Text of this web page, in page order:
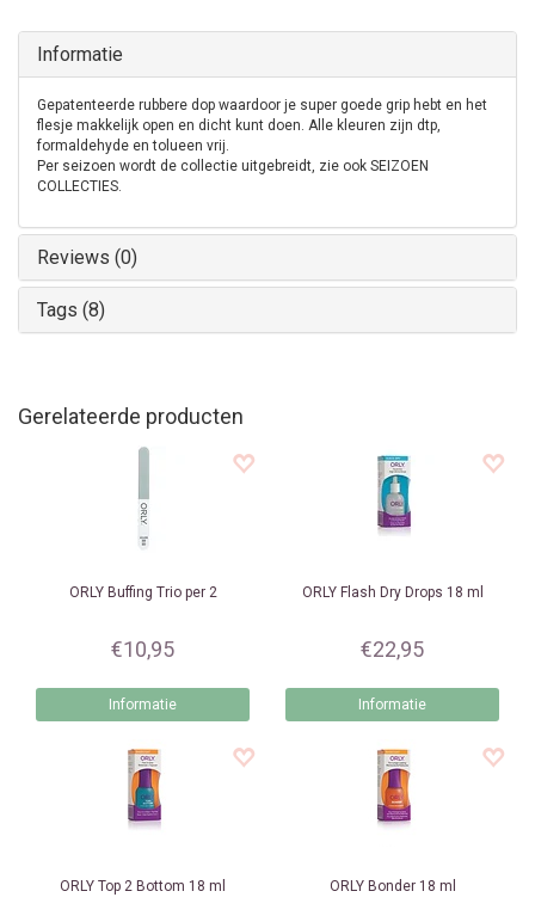
Informatie
Gepatenteerde rubbere dop waardoor je super goede grip hebt en het
flesje makkelijk open en dicht kunt doen. Alle kleuren zijn dtp,
formaldehyde en tolueen vrij.
Per seizoen wordt de collectie uitgebreidt, zie ook SEIZOEN
COLLECTIES.
Reviews (0)
Tags (8)
Gerelateerde producten
ORLYBuffing Trio per 2
€10,95
Informatie
ORLYFlash Dry Drops 18 ml
€22,95
Informatie
ORLY Top 2 Bottom 18 ml ORLYBonder 18 ml